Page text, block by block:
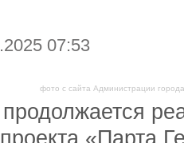
07:53
фото с сайта Администрации
«Парта